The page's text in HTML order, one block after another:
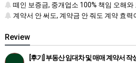
떼인 보증금, 중개업소 100% 책임 오해와 보상 청구!ㅣ
계약서 안 써도, 계약금 안 줘도 계약 효력이 있다?ㅣ
Review
[후기] 부동산 임대차 및 매매 계약서 작